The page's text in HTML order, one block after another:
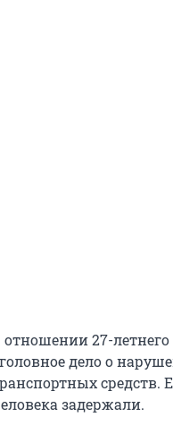
отношении 27-
дело о
средств.
задержали.